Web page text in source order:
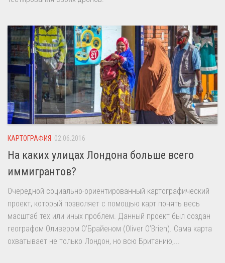
КАРТОГРАФИЯ 02.06.2016
На каких улицах Лондона больше всего
иммигрантов?
Очередной социально-ориентированный картографический
проект, который позволяет с помощью карт понять весь
масштаб тех или иных проблем. Данный проект был создан
географом Оливером О’Брайеном (Oliver O’Brien). Сама карта
охватывает не только Лондон, но всю Британию,...